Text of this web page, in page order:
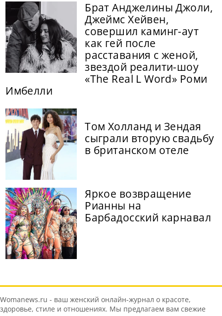
Брат Анджелины Джоли,
Джеймс Хейвен,
совершил каминг-аут
как гей после
расставания с женой,
звездой реалити-шоу
«The Real L Word» Роми
Имбелли
Том Холланд и Зендая
сыграли вторую свадьбу
в британском отеле
Яркое возвращение
Рианны на
Барбадосский карнавал
Womanews.ru - ваш женский онлайн-журнал о красоте,
здоровье, стиле и отношениях. Мы предлагаем вам свежие